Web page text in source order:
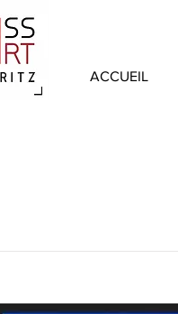
ACCUEIL